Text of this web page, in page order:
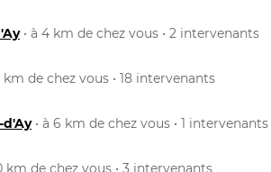
• à 4 km de chez vous • 2 intervenants
km de chez vous • 18 intervenants
d'Ay• à 6 km de chez vous • 1 intervenants
km de chez vous • 3 intervenants